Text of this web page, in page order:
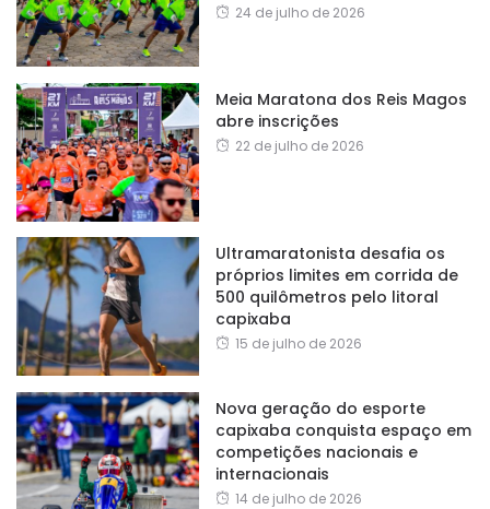
24 de julho de 2026
Meia Maratona dos Reis Magos
abre inscrições
22 de julho de 2026
Ultramaratonista desafia os
próprios limites em corrida de
500 quilômetros pelo litoral
capixaba
15 de julho de 2026
Nova geração do esporte
capixaba conquista espaço em
competições nacionais e
internacionais
14 de julho de 2026